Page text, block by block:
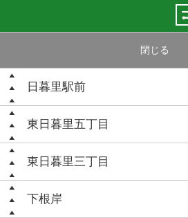
閉じる
日暮里駅前
東日暮里五丁目
東日暮里三丁目
下根岸